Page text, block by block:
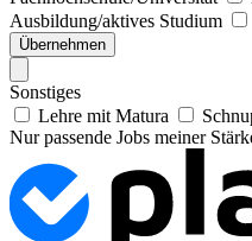
Ausbildung/aktives Studium
Übernehmen
Sonstiges
Lehre mit Matura
Nur passende Jobs meiner